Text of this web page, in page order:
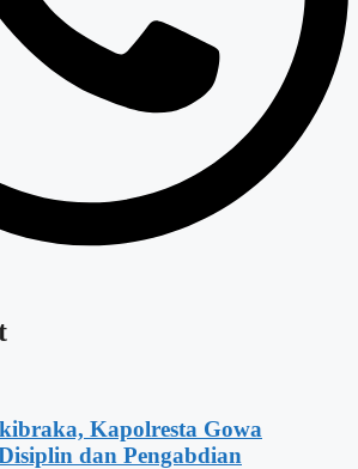
Kapolresta Gowa
dan Pengabdian